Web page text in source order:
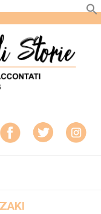
DA MARIA